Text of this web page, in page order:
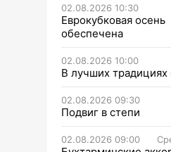
02.08.2026 10:30
Еврокубковая осень
обеспечена
02.08.2026 10:00
В лучших традициях
02.08.2026 09:30
Подвиг в степи
02.08.2026 09:00